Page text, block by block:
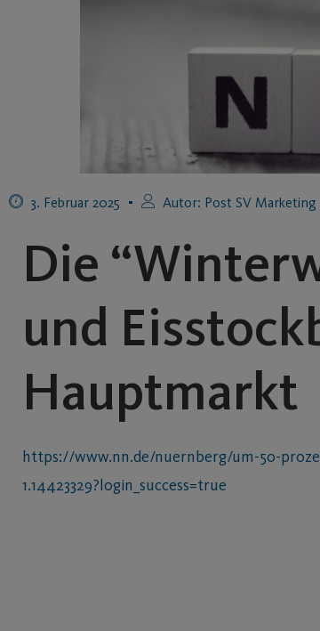
3. Februar 2025 Autor: Post SV Marketing
Die
und
Hauptmarkt
https://www.nn.de/nuernberg/um-50-
1.14423329?login_success=true